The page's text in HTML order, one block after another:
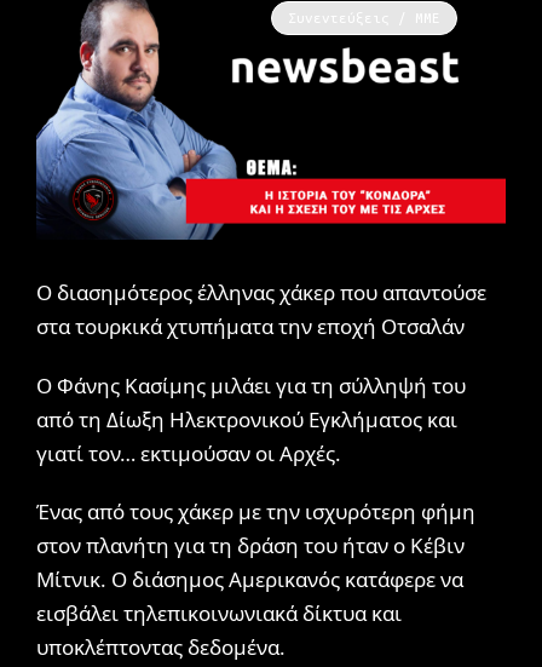
Συνεντεύξεις / ΜΜΕ
Ο διασημότερος έλληνας χάκερ που απαντούσε
στα τουρκικά χτυπήματα την εποχή Οτσαλάν
Ο Φάνης Κασίμης μιλάει για τη σύλληψή του
από τη Δίωξη Ηλεκτρονικού Εγκλήματος και
γιατί τον… εκτιμούσαν οι Αρχές.
Ένας από τους χάκερ με την ισχυρότερη φήμη
στον πλανήτη για τη δράση του ήταν ο Κέβιν
Μίτνικ. Ο διάσημος Αμερικανός κατάφερε να
εισβάλει τηλεπικοινωνιακά δίκτυα και
υποκλέπτοντας δεδομένα.